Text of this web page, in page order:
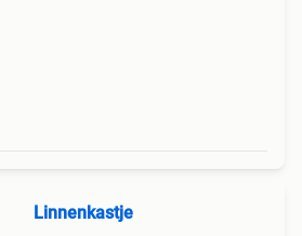
Linnenkastje